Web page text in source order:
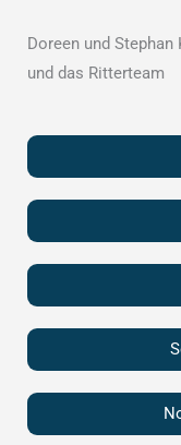
Doreen und Stephan
und das Ritterteam